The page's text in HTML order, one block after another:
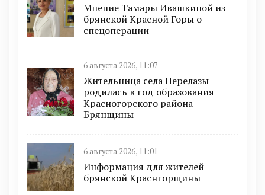
Мнение Тамары Ивашкиной из
брянской Красной Горы о
спецоперации
6 августа 2026, 11:07
Жительница села Перелазы
родилась в год образования
Красногорского района
Брянщины
6 августа 2026, 11:01
Информация для жителей
брянской Краснгорщины